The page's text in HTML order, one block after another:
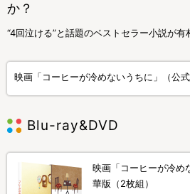
か？
“4回泣ける”と話題のベストセラー小説が有
映画「コーヒーが冷めないうちに」（公式
Blu-ray&DVD
映画「コーヒーが冷め
華版（2枚組）